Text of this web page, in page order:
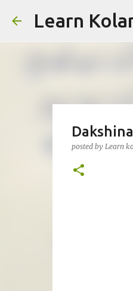
Learn
posted by Learn